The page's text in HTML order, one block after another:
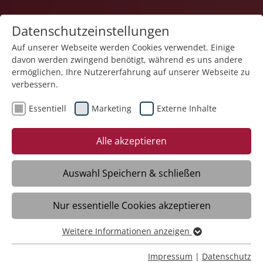
Karriere
Pflegefachkraft (m/w/d)
Datenschutzeinstellungen
Auf unserer Webseite werden Cookies verwendet. Einige
davon werden zwingend benötigt, während es uns andere
ermöglichen, Ihre Nutzererfahrung auf unserer Webseite zu
verbessern.
Essentiell Marketing Externe Inhalte
Alle akzeptieren
Auswahl Speichern & schließen
Nur essentielle Cookies akzeptieren
Essentiell
Essentielle Cookies werden für grundlegende Funktionen
Weitere Informationen anzeigen
Impressum | Datenschutz